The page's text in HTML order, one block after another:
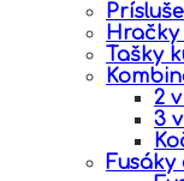
Tašky
2 v
3 v